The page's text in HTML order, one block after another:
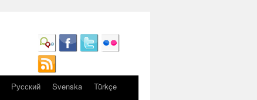
Русский Svenska
Türkçe